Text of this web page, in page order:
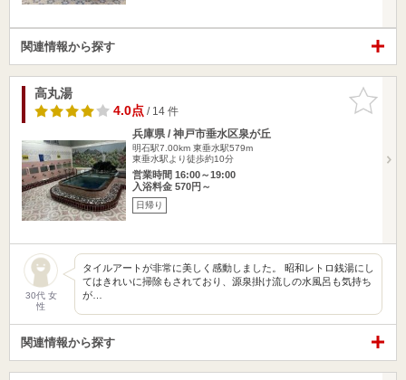
関連情報から探す
お気に入
りに追加
高丸湯
4.0点/ 14 件
兵庫県 / 神戸市垂水区泉が丘
明石駅7.00km 東垂水駅579m
東垂水駅より徒歩約10分
営業時間 16:00～19:00
入浴料金 570円～
日帰り
30代 女
性
タイルアートが非常に美しく感動しました。 昭和レトロ銭湯にし
てはきれいに掃除もされており、源泉掛け流しの水風呂も気持ち
が…
関連情報から探す